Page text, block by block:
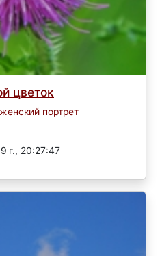
цветок
портрет
г., 20:27:47